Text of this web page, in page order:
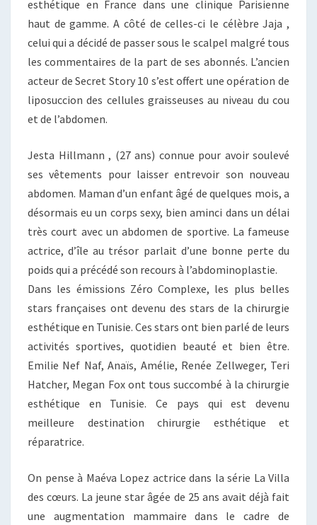
esthétique en France dans une clinique Parisienne
haut de gamme. A côté de celles-ci le célèbre Jaja ,
celui qui a décidé de passer sous le scalpel malgré tous
les commentaires de la part de ses abonnés. L’ancien
acteur de Secret Story 10 s’est offert une opération de
liposuccion des cellules graisseuses au niveau du cou
et de l’abdomen.
Jesta Hillmann , (27 ans) connue pour avoir soulevé
ses vêtements pour laisser entrevoir son nouveau
abdomen. Maman d’un enfant âgé de quelques mois, a
désormais eu un corps sexy, bien aminci dans un délai
très court avec un abdomen de sportive. La fameuse
actrice, d’île au trésor parlait d’une bonne perte du
poids qui a précédé son recours à l’abdominoplastie.
Dans les émissions Zéro Complexe, les plus belles
stars françaises ont devenu des stars de la chirurgie
esthétique en Tunisie. Ces stars ont bien parlé de leurs
activités sportives, quotidien beauté et bien être.
Emilie Nef Naf, Anaïs, Amélie, Renée Zellweger, Teri
Hatcher, Megan Fox ont tous succombé à la chirurgie
esthétique en Tunisie. Ce pays qui est devenu
meilleure destination chirurgie esthétique et
réparatrice.
On pense à Maéva Lopez actrice dans la série La Villa
des cœurs. La jeune star âgée de 25 ans avait déjà fait
une augmentation mammaire dans le cadre de